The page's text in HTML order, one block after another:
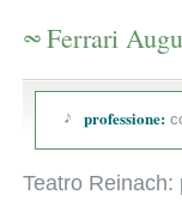
Ferrari
professione:
Teatro